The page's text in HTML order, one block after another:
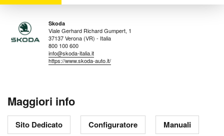
Skoda
Viale Gerhard Richard Gumpert, 1
37137 Verona (VR) - Italia
800 100 600
info@skoda-italia.it
https://www.skoda-auto.it/
Maggiori info
Sito Dedicato Configuratore Manuali